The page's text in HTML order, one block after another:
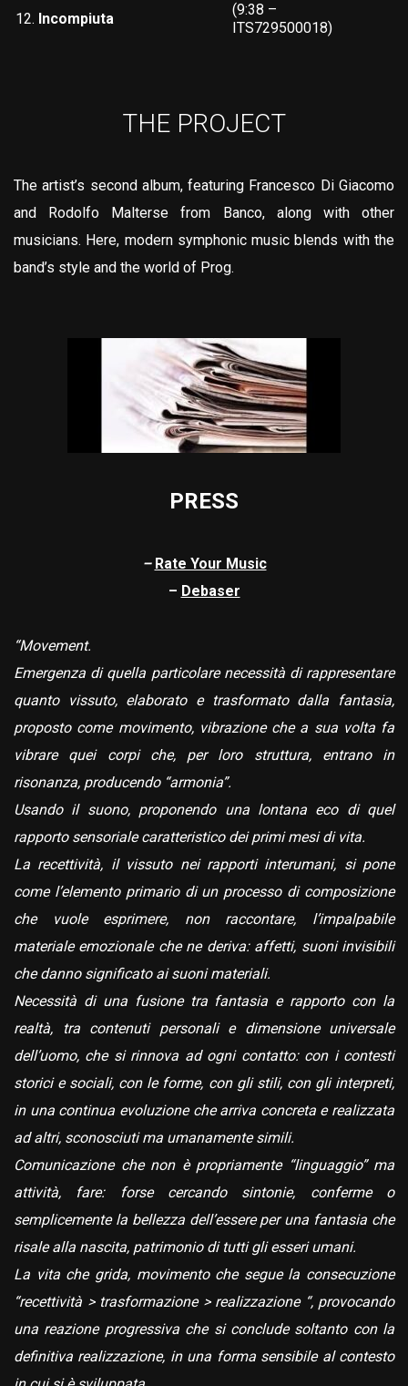
12. Incompiuta
(9:38 –
ITS729500018)
THE PROJECT
The artist’s second album, featuring Francesco Di Giacomo
and Rodolfo Malterse from Banco, along with other
musicians. Here, modern symphonic music blends with the
band’s style and the world of Prog.
PRESS
– Rate Your Music
– Debaser
“Movement.
Emergenza di quella particolare necessità di rappresentare
quanto vissuto, elaborato e trasformato dalla fantasia,
proposto come movimento, vibrazione che a sua volta fa
vibrare quei corpi che, per loro struttura, entrano in
risonanza, producendo “armonia”.
Usando il suono, proponendo una lontana eco di quel
rapporto sensoriale caratteristico dei primi mesi di vita.
La recettività, il vissuto nei rapporti interumani, si pone
come l’elemento primario di un processo di composizione
che vuole esprimere, non raccontare, l’impalpabile
materiale emozionale che ne deriva: affetti, suoni invisibili
che danno significato ai suoni materiali.
Necessità di una fusione tra fantasia e rapporto con la
realtà, tra contenuti personali e dimensione universale
dell’uomo, che si rinnova ad ogni contatto: con i contesti
storici e sociali, con le forme, con gli stili, con gli interpreti,
in una continua evoluzione che arriva concreta e realizzata
ad altri, sconosciuti ma umanamente simili.
Comunicazione che non è propriamente “linguaggio” ma
attività, fare: forse cercando sintonie, conferme o
semplicemente la bellezza dell’essere per una fantasia che
risale alla nascita, patrimonio di tutti gli esseri umani.
La vita che grida, movimento che segue la consecuzione
“recettività > trasformazione > realizzazione “, provocando
una reazione progressiva che si conclude soltanto con la
definitiva realizzazione, in una forma sensibile al contesto